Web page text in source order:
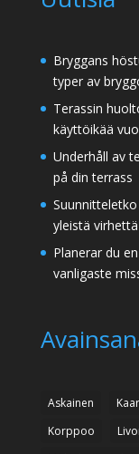
Bryggans
typer av
Terassin
käyttöikää
Underhåll av
på din terrass
yleistä virhettä
Planerar du
vanligaste
Askainen
Korppoo